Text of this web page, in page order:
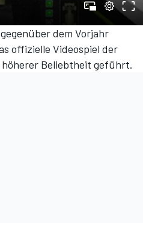
dem Vorjahr
offizielle Videospiel der
höherer Beliebtheit geführt.